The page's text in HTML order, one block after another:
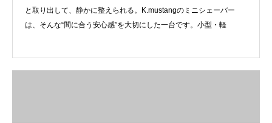
と取り出して、静かに整えられる。K.mustangのミニシェーバー
は、そんな“間に合う安心感”を大切にした一台です。小型・軽